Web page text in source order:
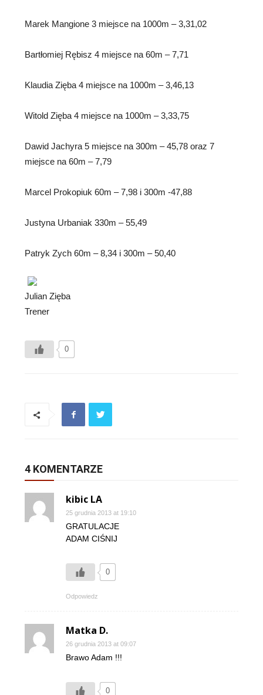
Marek Mangione 3 miejsce na 1000m – 3,31,02
Bartłomiej Rębisz 4 miejsce na 60m – 7,71
Klaudia Zięba 4 miejsce na 1000m – 3,46,13
Witold Zięba 4 miejsce na 1000m – 3,33,75
Dawid Jachyra 5 miejsce na 300m – 45,78 oraz 7
miejsce na 60m – 7,79
Marcel Prokopiuk 60m – 7,98 i 300m -47,88
Justyna Urbaniak 330m – 55,49
Patryk Zych 60m – 8,34 i 300m – 50,40
Julian Zięba
Trener
0
4 KOMENTARZE
kibic LA
25 grudnia 2013 at 19:10
GRATULACJE
ADAM CIŚNIJ
0
Odpowiedz
Matka D.
26 grudnia 2013 at 09:07
Brawo Adam !!!
0